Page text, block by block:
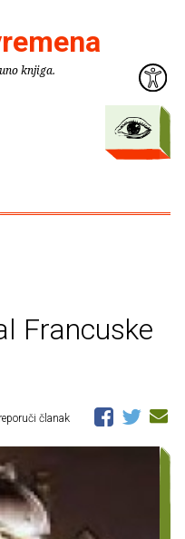
knjiga.
Francuske
članak